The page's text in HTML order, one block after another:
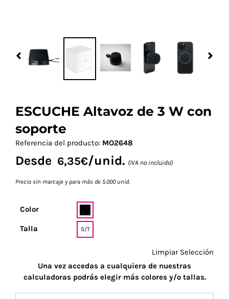
Previous
ESCUCHE Altavoz de 3 W con
soporte
Referencia del producto: MO2648
Desde 6,35€/unid. (IVA no incluido)
Precio sin marcaje y para más de 5.000 unid.
Color
Talla S/T
Limpiar Selección
Una vez accedas a cualquiera de nuestras
calculadoras podrás elegir más colores y/o tallas.